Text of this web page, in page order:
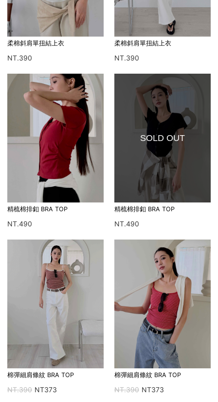
柔棉斜肩單扭結上衣
NT.390
柔棉斜肩單扭結上衣
NT.390
精梳棉排釦 BRA TOP
NT.490
SOLD OUT
精梳棉排釦 BRA TOP
NT.490
棉彈細肩條紋 BRA TOP
NT.390 NT373
棉彈細肩條紋 BRA TOP
NT.390 NT373